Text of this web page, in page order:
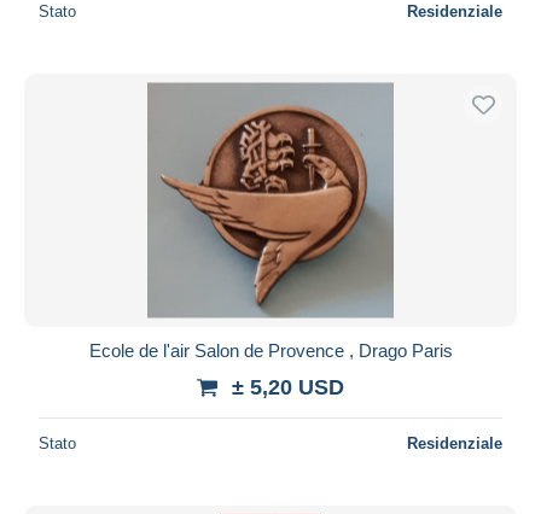
Stato Residenziale
Ecole de l'air Salon de Provence , Drago Paris
± 5,20 USD
Stato Residenziale